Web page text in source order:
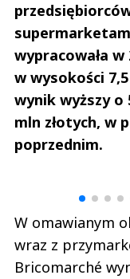
wypracowała
w wysokości
wynik wyższy o
mln złotych, w
poprzednim.
W omawianym
wraz z
Bricomarché